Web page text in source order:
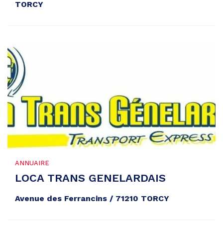
TORCY
ANNUAIRE
LOCA TRANS GENELARDAIS
Avenue des Ferrancins / 71210 TORCY